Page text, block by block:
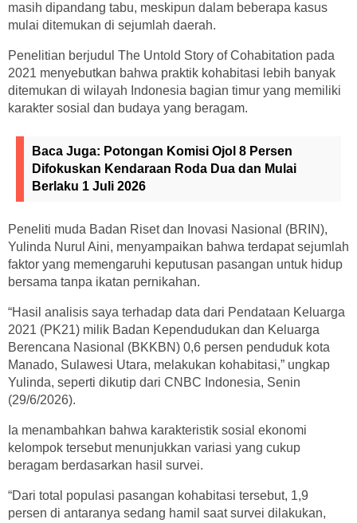
masih dipandang tabu, meskipun dalam beberapa kasus
mulai ditemukan di sejumlah daerah.
Penelitian berjudul The Untold Story of Cohabitation pada
2021 menyebutkan bahwa praktik kohabitasi lebih banyak
ditemukan di wilayah Indonesia bagian timur yang memiliki
karakter sosial dan budaya yang beragam.
Baca Juga: Potongan Komisi Ojol 8 Persen
Difokuskan Kendaraan Roda Dua dan Mulai
Berlaku 1 Juli 2026
Peneliti muda Badan Riset dan Inovasi Nasional (BRIN),
Yulinda Nurul Aini, menyampaikan bahwa terdapat sejumlah
faktor yang memengaruhi keputusan pasangan untuk hidup
bersama tanpa ikatan pernikahan.
“Hasil analisis saya terhadap data dari Pendataan Keluarga
2021 (PK21) milik Badan Kependudukan dan Keluarga
Berencana Nasional (BKKBN) 0,6 persen penduduk kota
Manado, Sulawesi Utara, melakukan kohabitasi,” ungkap
Yulinda, seperti dikutip dari CNBC Indonesia, Senin
(29/6/2026).
Ia menambahkan bahwa karakteristik sosial ekonomi
kelompok tersebut menunjukkan variasi yang cukup
beragam berdasarkan hasil survei.
“Dari total populasi pasangan kohabitasi tersebut, 1,9
persen di antaranya sedang hamil saat survei dilakukan,